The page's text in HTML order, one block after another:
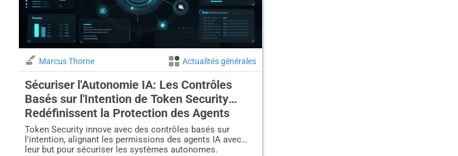
Marcus Thorne Actualités générales
Sécuriser l'Autonomie IA: Les Contrôles
Basés sur l'Intention de Token Security
Redéfinissent la Protection des Agents
Token Security innove avec des contrôles basés sur
l'intention, alignant les permissions des agents IA avec
leur but pour sécuriser les systèmes autonomes.